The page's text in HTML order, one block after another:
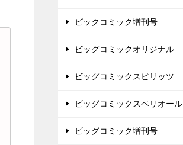
ビックコミック増刊号
ビッグコミックオリジナル
ビッグコミックスピリッツ
ビッグコミックスペリオール
ビッグコミック増刊号